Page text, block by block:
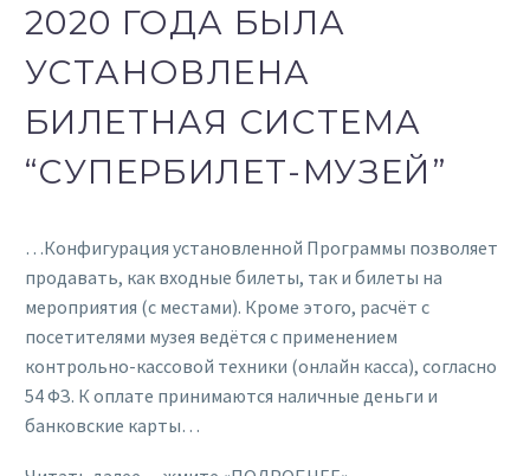
2020 ГОДА БЫЛА
УСТАНОВЛЕНА
БИЛЕТНАЯ СИСТЕМА
“СУПЕРБИЛЕТ-МУЗЕЙ”
…Конфигурация установленной Программы позволяет
продавать, как входные билеты, так и билеты на
мероприятия (с местами). Кроме этого, расчёт с
посетителями музея ведётся с применением
контрольно-кассовой техники (онлайн касса), согласно
54 ФЗ. К оплате принимаются наличные деньги и
банковские карты…